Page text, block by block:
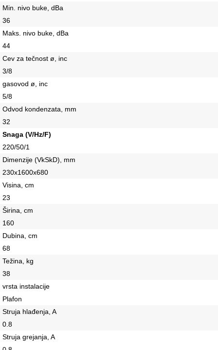
Min. nivo buke, dBa
36
Maks. nivo buke, dBa
44
Cev za tečnost ø, inc
3/8
gasovod ø, inc
5/8
Odvod kondenzata, mm
32
Snaga (V/Hz/F)
220/50/1
Dimenzije (VkSkD), mm
230x1600x680
Visina, сm
23
Širina, сm
160
Dubina, сm
68
Težina, kg
38
vrsta instalacije
Plafon
Struja hlađenja, A
0.8
Struja grejanja, A